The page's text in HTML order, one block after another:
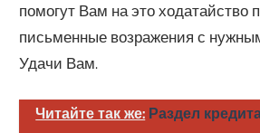
помогут Вам на это ходатайство
письменные возражения с
Удачи Вам.
Читайте так же: Раздел